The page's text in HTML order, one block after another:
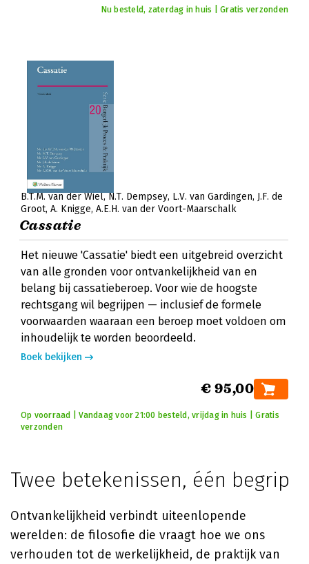
Nu besteld, zaterdag in huis | Gratis verzonden
B.T.M. van der Wiel N.T. Dempsey L.V. van Gardingen J.F. de
Groot A. Knigge A.E.H. van der Voort-Maarschalk
Cassatie
Het nieuwe 'Cassatie' biedt een uitgebreid overzicht
van alle gronden voor ontvankelijkheid van en
belang bij cassatieberoep. Voor wie de hoogste
rechtsgang wil begrijpen — inclusief de formele
voorwaarden waaraan een beroep moet voldoen om
inhoudelijk te worden beoordeeld.
Boek bekijken
€ 95,00
Op voorraad | Vandaag voor 21:00 besteld, vrijdag in huis | Gratis
verzonden
Twee betekenissen, één begrip
Ontvankelijkheid verbindt uiteenlopende
werelden: de filosofie die vraagt hoe we ons
verhouden tot de werkelijkheid, de praktijk van